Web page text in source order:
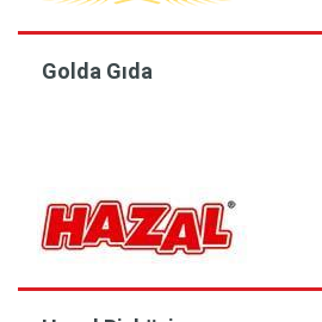
Golda Gıda